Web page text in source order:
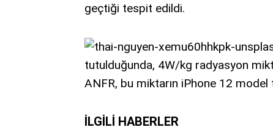
geçtiği tespit edildi.
tutulduğunda, 4W/kg radyasyon
ANFR, bu miktarın iPhone 12
İLGILI HABERLER